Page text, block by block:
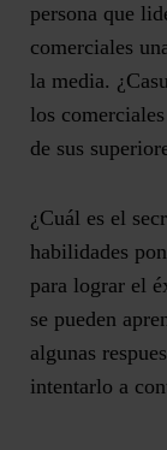
persona que
comerciales
la media.
los
de sus
¿Cuál es el
habilidades
para lograr el
se pueden
algunas
intentarlo a